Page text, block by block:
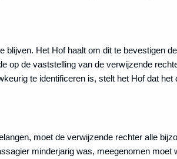
Het Hof haalt om dit te bevestigen
op de vaststelling van de verwijzende
te identificeren is, stelt het Hof dat het
moet de verwijzende rechter alle
minderjarig was, meegenomen moet